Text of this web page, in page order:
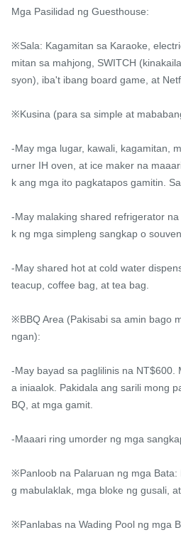
Mga Pasilidad ng Guesthouse:
※Sala: Kagamitan sa Karaoke,
mitan sa mahjong, SWITCH
syon), iba't ibang board game, at
※Kusina (para sa simple at
-May mga lugar, kawali, kagamitan,
urner IH oven, at ice maker na
k ang mga ito pagkatapos gamitin.
-May malaking shared refrigerator
k ng mga simpleng sangkap o
-May shared hot at cold water
teacup, coffee bag, at tea bag.
※BBQ Area (Pakisabi sa amin bago
ngan):
-May bayad sa paglilinis na NT$600.
a iniaalok. Pakidala ang sarili mong
BQ, at mga gamit.
-Maaari ring umorder ng mga
※Panloob na Palaruan ng mga
g mabulaklak, mga bloke ng gusali,
※Panlabas na Wading Pool ng mga